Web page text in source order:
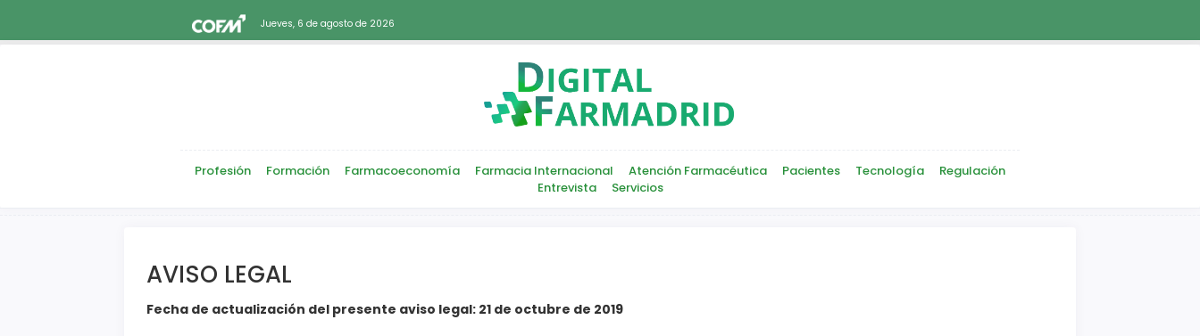
Jueves, 6 de agosto de 2026
Profesión Formación Farmacoeconomía Farmacia Internacional Atención Farmacéutica Pacientes Tecnología
Regulación
Entrevista
Servicios
AVISO LEGAL
Fecha de actualización del presente aviso legal: 21 de octubre de 2019